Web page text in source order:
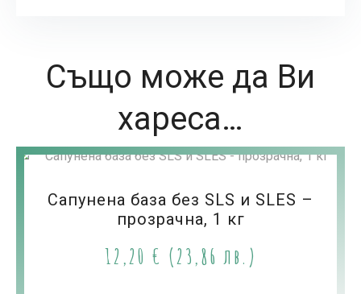
Също може да Ви
хареса…
Сапунена база без SLS и SLES –
прозрачна, 1 кг
12,20 € (23,86 лв.)